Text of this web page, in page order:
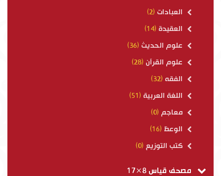
العبادات (2)
العقيدة (14)
علوم الحديث (36)
علوم القرآن (28)
الفقه (32)
اللغة العربية (51)
معاجم (0)
الوعظ (16)
كتب التوزيع (0)
مصحف قياس 8×17